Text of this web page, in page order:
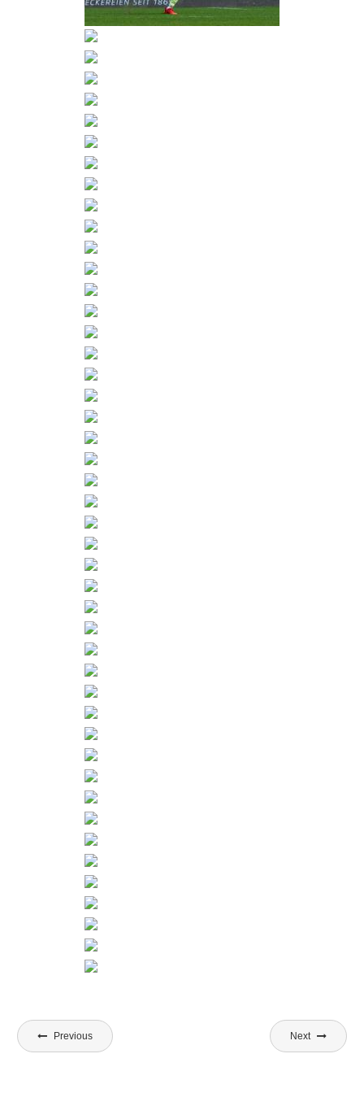
Beitragsnavigation
Previous Next